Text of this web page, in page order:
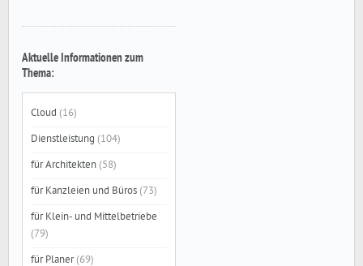
Aktuelle Informationen zum
Thema:
Cloud (16)
Dienstleistung (104)
für Architekten(58)
für Kanzleien und Büros(73)
für Klein- und Mittelbetriebe
(79)
für Planer(69)